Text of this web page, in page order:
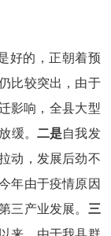
好的，正朝着预
比较突出，由于
影响，全县大型
缓。 二是自我发
动，发展后劲不
年由于疫情原因
三产业发展。 三